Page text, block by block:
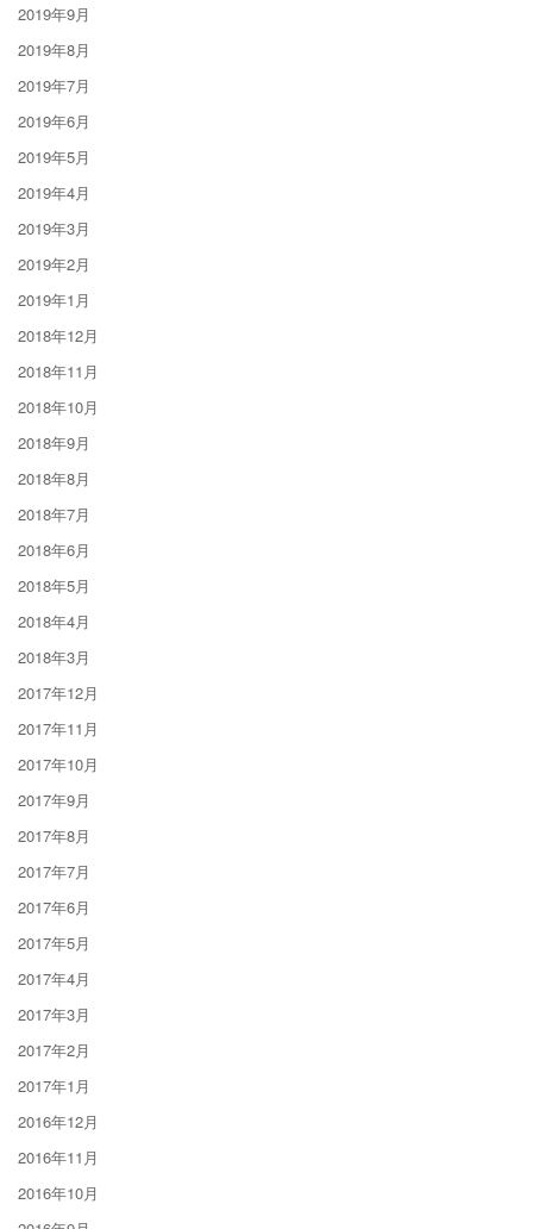
2019年9月
2019年8月
2019年7月
2019年6月
2019年5月
2019年4月
2019年3月
2019年2月
2019年1月
2018年12月
2018年11月
2018年10月
2018年9月
2018年8月
2018年7月
2018年6月
2018年5月
2018年4月
2018年3月
2017年12月
2017年11月
2017年10月
2017年9月
2017年8月
2017年7月
2017年6月
2017年5月
2017年4月
2017年3月
2017年2月
2017年1月
2016年12月
2016年11月
2016年10月